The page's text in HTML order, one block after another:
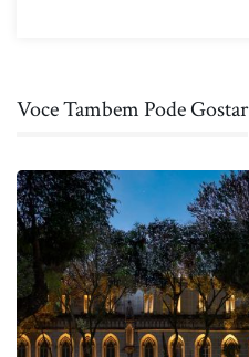
Voce Tambem Pode Gostar